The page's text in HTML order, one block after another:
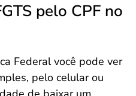
pelo CPF no
Federal você pode ver
pelo celular ou